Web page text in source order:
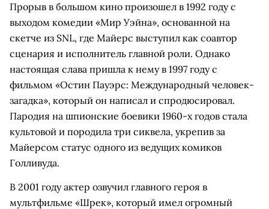
Прорыв в большом кино произошел в 1992 году с
выходом комедии «Мир Уэйна», основанной на
скетче из SNL, где Майерс выступил как соавтор
сценария и исполнитель главной роли. Однако
настоящая слава пришла к нему в 1997 году с
фильмом «Остин Пауэрс: Международный человек-
загадка», который он написал и спродюсировал.
Пародия на шпионские боевики 1960-х годов стала
культовой и породила три сиквела, укрепив за
Майерсом статус одного из ведущих комиков
Голливуда.
В 2001 году актер озвучил главного героя в
мультфильме «Шрек», который имел огромный